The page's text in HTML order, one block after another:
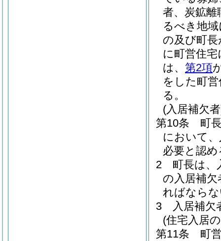
者、炭鉱離
るべき地
の及び町
に町営住
は、 第2項
をした町
る。
(入居補欠
第10条
町
において
必要と認
2
町長は、
の入居補
ればなら
3
入居補欠
(住宅入居
第11条
町